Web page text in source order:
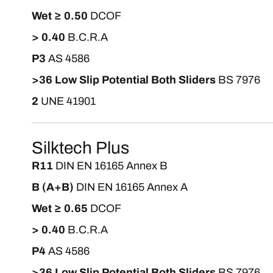
Wet ≥ 0.50 DCOF
> 0.40 B.C.R.A
P3 AS 4586
>36 Low Slip Potential Both Sliders BS 7976
2 UNE 41901
Silktech Plus
R11 DIN EN 16165 Annex B
B (A+B) DIN EN 16165 Annex A
Wet ≥ 0.65 DCOF
> 0.40 B.C.R.A
P4 AS 4586